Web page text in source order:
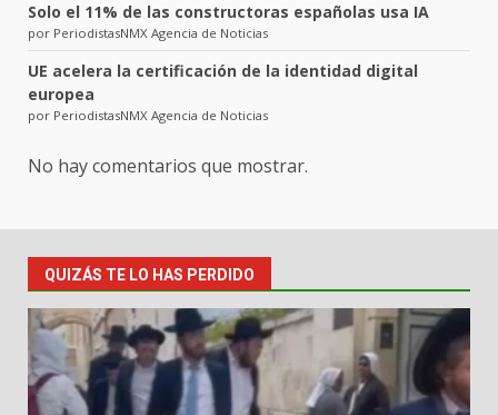
Solo el 11% de las constructoras españolas usa IA
por PeriodistasNMX Agencia de Noticias
UE acelera la certificación de la identidad digital
europea
por PeriodistasNMX Agencia de Noticias
No hay comentarios que mostrar.
QUIZÁS TE LO HAS PERDIDO